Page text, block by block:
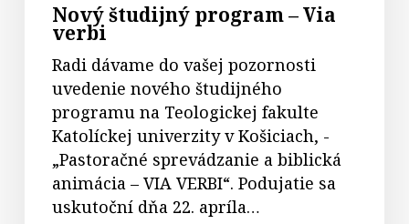
Nový študijný program – Via
verbi
Radi dávame do vašej pozornosti
uvedenie nového študijného
programu na Teologickej fakulte
Katolíckej univerzity v Košiciach, -
„Pastoračné sprevádzanie a biblická
animácia – VIA VERBI“. Podujatie sa
uskutoční dňa 22. apríla…